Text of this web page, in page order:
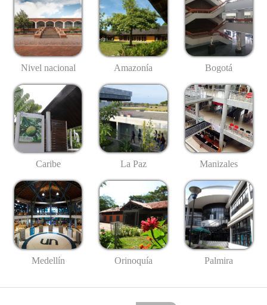
Nivel nacional Amazonía Bogotá
Caribe La Paz Manizales
Medellín Orinoquía Palmira